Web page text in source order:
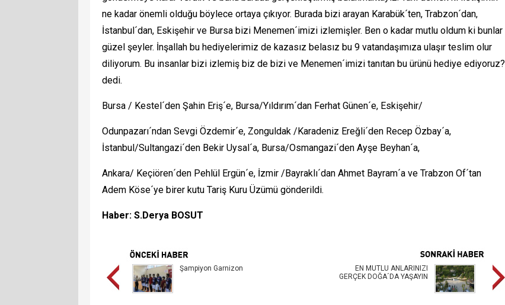
ne kadar önemli olduğu böylece ortaya çıkıyor. Burada bizi arayan Karabük´ten, Trabzon´dan,
İstanbul´dan, Eskişehir ve Bursa bizi Menemen´imizi izlemişler. Ben o kadar mutlu oldum ki bunlar
güzel şeyler. İnşallah bu hediyelerimiz de kazasız belasız bu 9 vatandaşımıza ulaşır teslim olur
diliyorum. Bu insanlar bizi izlemiş biz de bizi ve Menemen´imizi tanıtan bu ürünü hediye ediyoruz?
dedi.
Bursa / Kestel´den Şahin Eriş´e, Bursa/Yıldırım´dan Ferhat Günen´e, Eskişehir/
Odunpazarı´ndan Sevgi Özdemir´e, Zonguldak /Karadeniz Ereğli´den Recep Özbay´a,
İstanbul/Sultangazi´den Bekir Uysal´a, Bursa/Osmangazi´den Ayşe Beyhan´a,
Ankara/ Keçiören´den Pehlül Ergün´e, İzmir /Bayraklı´dan Ahmet Bayram´a ve Trabzon Of´tan
Adem Köse´ye birer kutu Tariş Kuru Üzümü gönderildi.
Haber: S.Derya BOSUT
Şampiyon Garnizon
EN MUTLU ANLARINIZI
GERÇEK DOĞA´DA YAŞAYIN